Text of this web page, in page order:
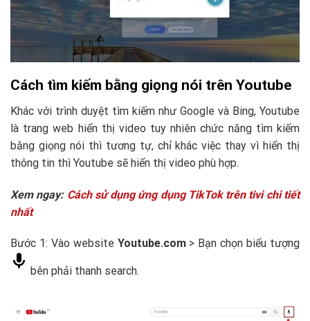
Cách tìm kiếm bằng giọng nói trên Youtube
Khác với trình duyệt tìm kiếm như Google và Bing, Youtube
là trang web hiển thị video tuy nhiên chức năng tìm kiếm
bằng giọng nói thì tương tự, chỉ khác việc thay vì hiển thị
thông tin thì Youtube sẽ hiển thị video phù hợp.
Xem ngay: Cách sử dụng ứng dụng TikTok trên tivi chi tiết
nhất
Bước 1: Vào website Youtube.com> Bạn chọn biểu tượng
bên phải thanh search.